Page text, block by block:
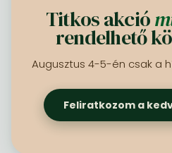
Ana Huang könyvek
Frieren manga
Dian Fossey könyvek
Társadalomtudományok
Titkos akció
rendelhető
Augusztus 4-5-én csak a
Feliratkozom a